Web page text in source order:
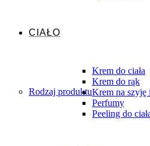
CIAŁO
Rodzaj produktu
Krem do ciała
Krem do rąk
Krem na szyję
Perfumy
Peeling do